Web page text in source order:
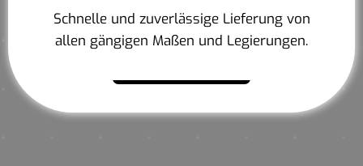
Schnelle und zuverlässige Lieferung von
allen gängigen Maßen und Legierungen.